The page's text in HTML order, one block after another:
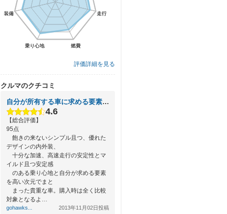
走行
燃費
乗り心地
装備 走行
燃費
乗り心地
装備
評価詳細を見る
クルマのクチコミ
自分が所有する車に求める要素を全て満たしてくれる貴重な車
4.6
【総合評価】
95点
飽きの来ないシンプル且つ、優れた
デザインの内外装、
十分な加速、高速走行の安定性とマ
イルド且つ安定感
のある乗り心地と自分が求める要素
を高い次元でまと
まった貴重な車。購入時は全く比較
対象となるよ…
gohawks... 2013年11月02日投稿